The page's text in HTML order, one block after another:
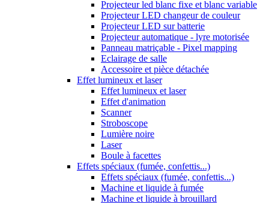
Projecteur led blanc fixe et blanc variable
Projecteur LED changeur de couleur
Projecteur LED sur batterie
Projecteur automatique - lyre motorisée
Panneau matriçable - Pixel mapping
Eclairage de salle
Accessoire et pièce détachée
Effet lumineux et laser
Effet lumineux et laser
Effet d'animation
Scanner
Stroboscope
Lumière noire
Laser
Boule à facettes
Effets spéciaux (fumée, confettis...)
Effets spéciaux (fumée, confettis...)
Machine et liquide à fumée
Machine et liquide à brouillard